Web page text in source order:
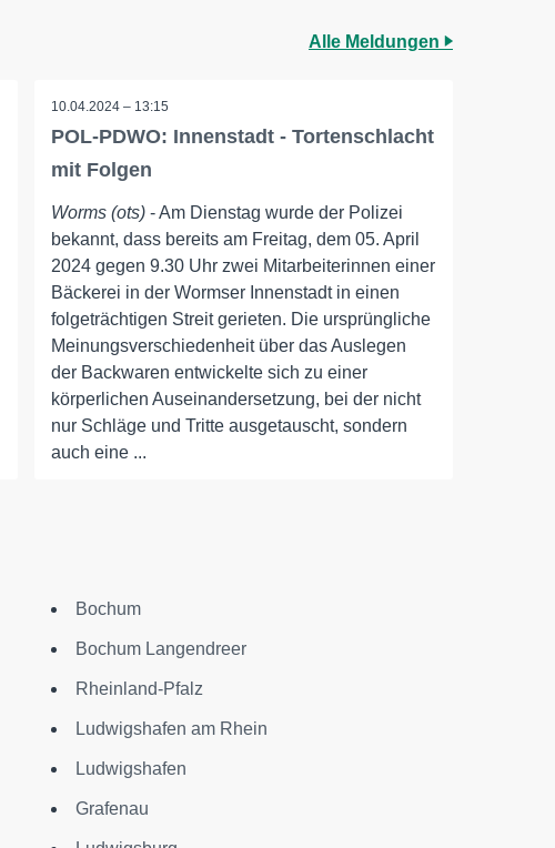
Alle Meldungen
10.04.2024 – 13:15
POL-PDWO: Innenstadt - Tortenschlacht
mit Folgen
Worms (ots) - Am Dienstag wurde der Polizei
bekannt, dass bereits am Freitag, dem 05. April
2024 gegen 9.30 Uhr zwei Mitarbeiterinnen einer
Bäckerei in der Wormser Innenstadt in einen
folgeträchtigen Streit gerieten. Die ursprüngliche
Meinungsverschiedenheit über das Auslegen
der Backwaren entwickelte sich zu einer
körperlichen Auseinandersetzung, bei der nicht
nur Schläge und Tritte ausgetauscht, sondern
auch eine ...
Bochum
Bochum Langendreer
Rheinland-Pfalz
Ludwigshafen am Rhein
Ludwigshafen
Grafenau